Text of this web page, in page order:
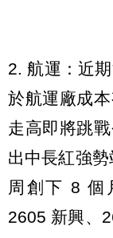
2. 航運：近
於航運廠成
走高即將跳
出中長紅強
周創下 8 個
2605 新興、